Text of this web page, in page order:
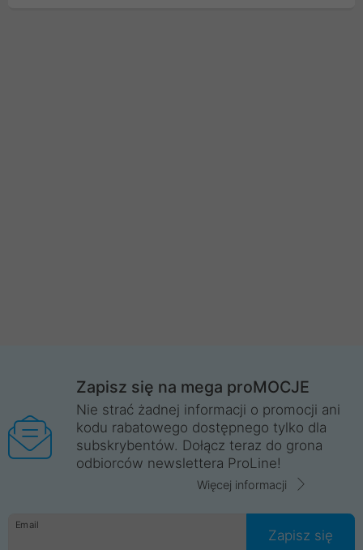
Zapisz się na mega proMOCJE
Nie strać żadnej informacji o promocji ani
kodu rabatowego dostępnego tylko dla
subskrybentów. Dołącz teraz do grona
odbiorców newslettera ProLine!
Więcej informacji
Email
Zapisz się